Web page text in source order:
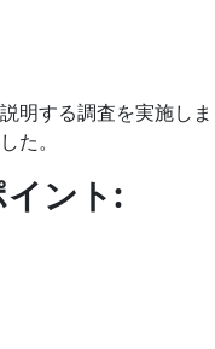
明する調査を実施し
た。
ント: